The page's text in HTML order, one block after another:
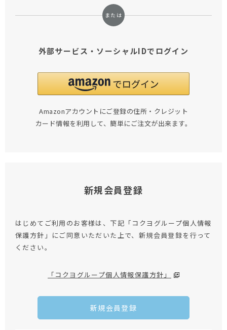
外部サービス・ソーシャルIDでログイン
Amazonアカウントにご登録の住所・クレジット
カード情報を利用して、簡単にご注文が出来ます。
新規会員登録
はじめてご利用のお客様は、下記「コクヨグループ個人情報
保護方針」にご同意いただいた上で、新規会員登録を行って
ください。
「コクヨグループ個人情報保護方針」
新規会員登録